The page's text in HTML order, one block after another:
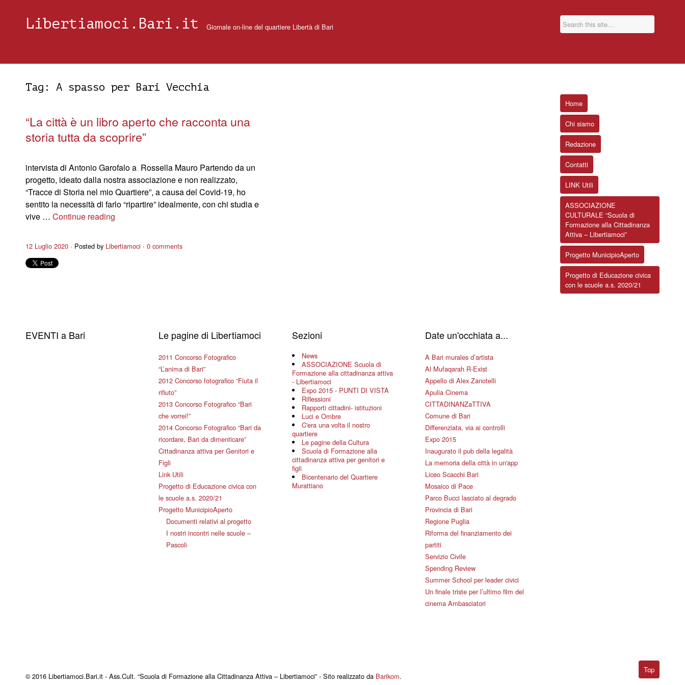
Libertiamoci.Bari.it Giornale on-line del quartiere Libertà di Bari
Tag: A spasso per Bari Vecchia
“La città è un libro aperto che racconta una
storia tutta da scoprire”
intervista di Antonio Garofalo a Rossella Mauro Partendo da un
progetto, ideato dalla nostra associazione e non realizzato,
“Tracce di Storia nel mio Quartiere”, a causa del Covid-19, ho
sentito la necessità di farlo “ripartire” idealmente, con chi studia e
vive … Continue reading
12 Luglio 2020 Posted by Libertiamoci 0 comments
EVENTI a Bari Le pagine di Libertiamoci
2011 Concorso Fotografico
“L’anima di Bari”
2012 Concorso fotografico “Fiuta il
rifiuto”
2013 Concorso Fotografico “Bari
che vorrei!”
2014 Concorso Fotografico “Bari da
ricordare, Bari da dimenticare”
Cittadinanza attiva per Genitori e
Figli
Link Utili
Progetto di Educazione civica con
le scuole a.s. 2020/21
Progetto MunicipioAperto
Documenti relativi al progetto
I nostri incontri nelle scuole –
Pascoli
Sezioni
News
ASSOCIAZIONE Scuola di
Formazione alla cittadinanza attiva
- Libertiamoci
Expo 2015 - PUNTI DI VISTA
Riflessioni
Rapporti cittadini- istituzioni
Luci e Ombre
C'era una volta il nostro
quartiere
Le pagine della Cultura
Scuola di Formazione alla
cittadinanza attiva per genitori e
figli
Bicentenario del Quartiere
Murattiano
Date un'occhiata a...
A Bari murales d’artista
Al Mufaqarah R-Exist
Appello di Alex Zanotelli
Apulia Cinema
CITTADINANZaTTIVA
Comune di Bari
Differenziata, via ai controlli
Expo 2015
Inaugurato il pub della legalità
La memoria della città in un'app
Liceo Scacchi Bari
Mosaico di Pace
Parco Bucci lasciato al degrado
Provincia di Bari
Regione Puglia
Riforma del finanziamento dei
partiti
Servizio Civile
Spending Review
Summer School per leader civici
Un finale triste per l’ultimo film del
cinema Ambasciatori
Home
Chi siamo
Redazione
Contatti
LINK Utili
ASSOCIAZIONE
CULTURALE “Scuola di
Formazione alla Cittadinanza
Attiva – Libertiamoci”
Progetto MunicipioAperto
Progetto di Educazione civica
con le scuole a.s. 2020/21
© 2016 Libertiamoci.Bari.it - Ass.Cult. “Scuola di Formazione alla Cittadinanza Attiva – Libertiamoci” - Sito realizzato da Barikom.
Top